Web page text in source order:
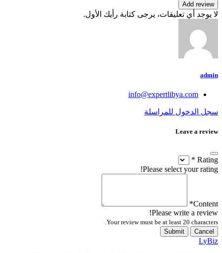
Add review
لا يوجد أي تعليقات، يرجى كتابة رأيك الأول.
admin
info@expertlibya.com
سجل الدخول للمراسلة
Leave a review
Rating
*
Please select your rating!
Content
*
Please write a review!
Your review must be at least 20 characters.
Cancel
Submit
LyBiz